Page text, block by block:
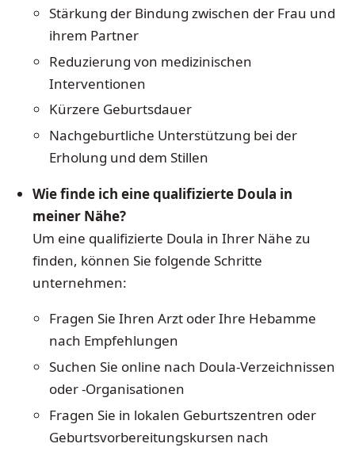
Stärkung der Bindung zwischen der Frau und
ihrem Partner
Reduzierung von medizinischen
Interventionen
Kürzere Geburtsdauer
Nachgeburtliche Unterstützung bei der
Erholung und dem Stillen
Wie finde ich eine qualifizierte Doula in
meiner Nähe?
Um eine qualifizierte Doula in Ihrer Nähe zu
finden, können Sie folgende Schritte
unternehmen:
Fragen Sie Ihren Arzt oder Ihre Hebamme
nach Empfehlungen
Suchen Sie online nach Doula-Verzeichnissen
oder -Organisationen
Fragen Sie in lokalen Geburtszentren oder
Geburtsvorbereitungskursen nach